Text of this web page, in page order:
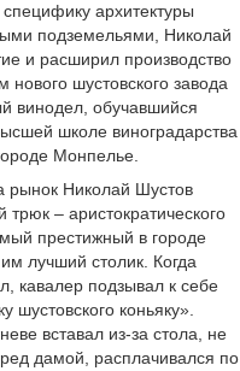
архитектуры
подземельями, Николай
и расширил производство
нового шустовского завода
винодел, обучавшийся
школе виноградарства
Монпелье.
рынок Николай Шустов
– аристократического
престижный в городе
лучший столик. Когда
кавалер подзывал к себе
шустовского коньяку».
вставал из-за стола, не
дамой, расплачивался по